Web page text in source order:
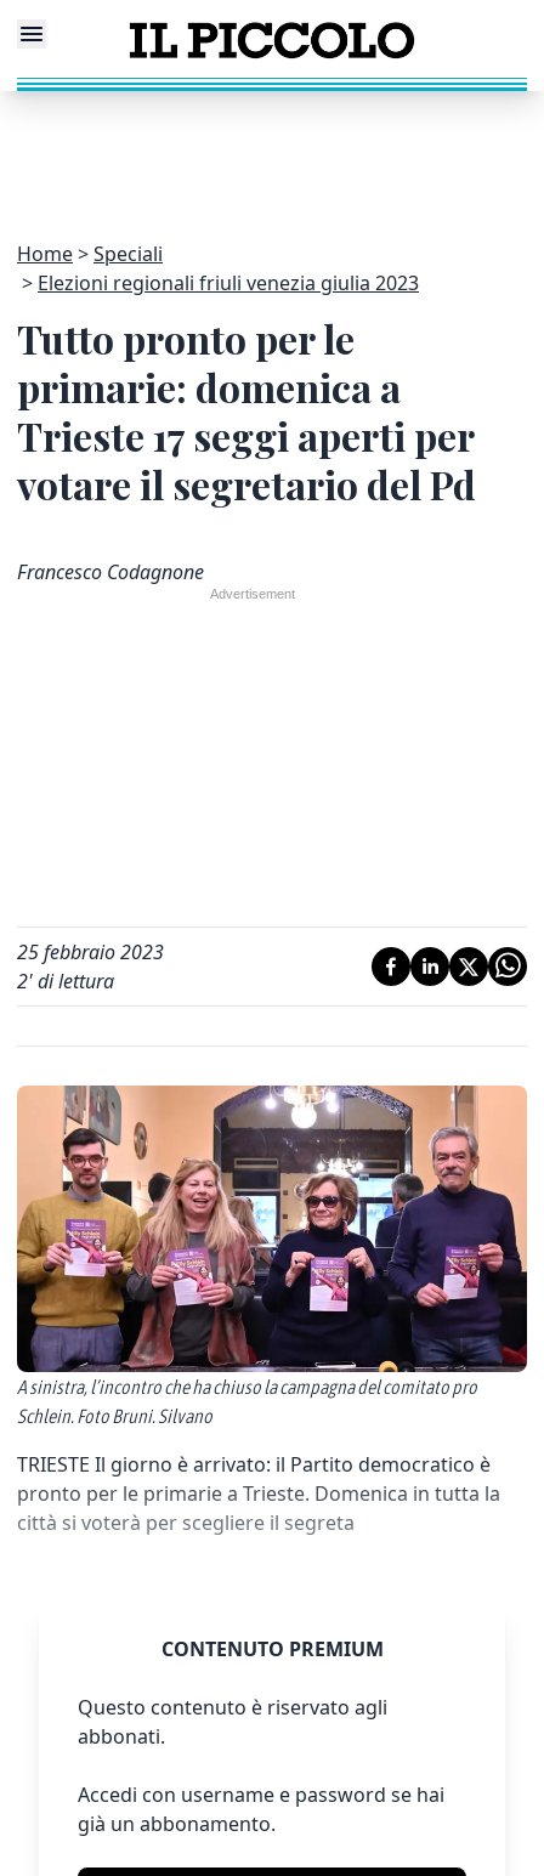
Home
Speciali
Elezioni regionali friuli venezia giulia 2023
Tutto pronto per le
primarie: domenica a
Trieste 17 seggi aperti per
votare il segretario del Pd
Francesco Codagnone
25 febbraio 2023
2' di lettura
A sinistra, l’incontro che ha chiuso la campagna del comitato pro
Schlein. Foto Bruni. Silvano
TRIESTE Il giorno è arrivato: il Partito democratico è
pronto per le primarie a Trieste. Domenica in tutta la
città si voterà per scegliere il segreta
CONTENUTO PREMIUM
Questo contenuto è riservato agli
abbonati.
Accedi con username e password se hai
già un abbonamento.